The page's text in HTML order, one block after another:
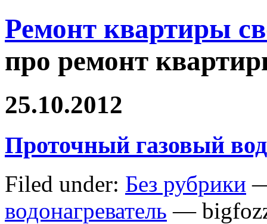
Ремонт квартиры
про ремонт
25.10.2012
Проточный газовый
Filed under: Без рубрики
водонагреватель —